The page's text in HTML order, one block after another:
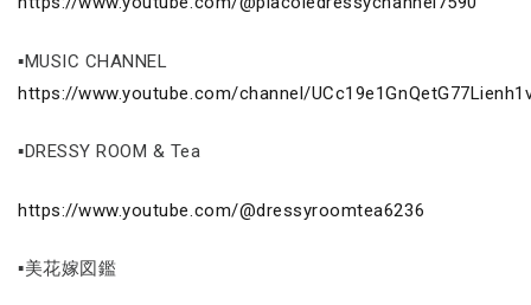
▪MUSIC CHANNEL
https://www.youtube.com/channel/
▪DRESSY ROOM & Tea
https://www.youtube.com/@dressyroomtea6236
▪美花嫁図鑑